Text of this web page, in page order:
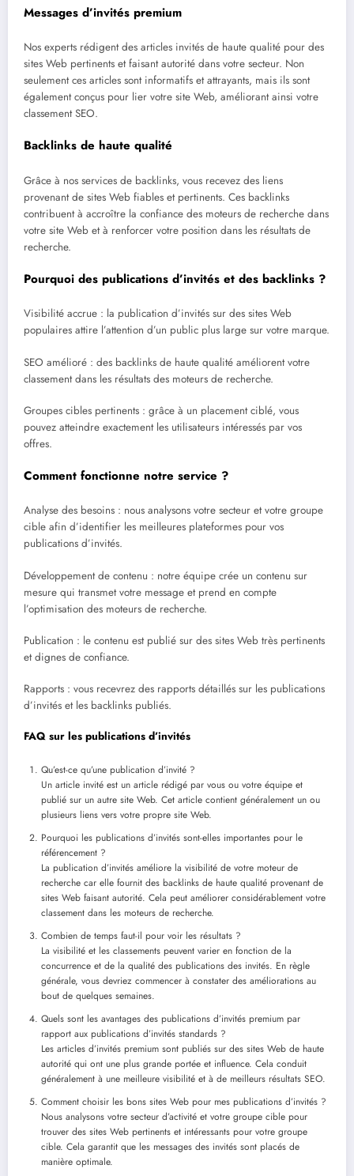
Messages d’invités premium
Nos experts rédigent des articles invités de haute qualité pour des
sites Web pertinents et faisant autorité dans votre secteur. Non
seulement ces articles sont informatifs et attrayants, mais ils sont
également conçus pour lier votre site Web, améliorant ainsi votre
classement SEO.
Backlinks de haute qualité
Grâce à nos services de backlinks, vous recevez des liens
provenant de sites Web fiables et pertinents. Ces backlinks
contribuent à accroître la confiance des moteurs de recherche dans
votre site Web et à renforcer votre position dans les résultats de
recherche.
Pourquoi des publications d’invités et des backlinks ?
Visibilité accrue : la publication d’invités sur des sites Web
populaires attire l’attention d’un public plus large sur votre marque.
SEO amélioré : des backlinks de haute qualité améliorent votre
classement dans les résultats des moteurs de recherche.
Groupes cibles pertinents : grâce à un placement ciblé, vous
pouvez atteindre exactement les utilisateurs intéressés par vos
offres.
Comment fonctionne notre service ?
Analyse des besoins : nous analysons votre secteur et votre groupe
cible afin d’identifier les meilleures plateformes pour vos
publications d’invités.
Développement de contenu : notre équipe crée un contenu sur
mesure qui transmet votre message et prend en compte
l’optimisation des moteurs de recherche.
Publication : le contenu est publié sur des sites Web très pertinents
et dignes de confiance.
Rapports : vous recevrez des rapports détaillés sur les publications
d’invités et les backlinks publiés.
FAQ sur les publications d’invités
Qu’est-ce qu’une publication d’invité ?
Un article invité est un article rédigé par vous ou votre équipe et
publié sur un autre site Web. Cet article contient généralement un ou
plusieurs liens vers votre propre site Web.
Pourquoi les publications d’invités sont-elles importantes pour le
référencement ?
La publication d’invités améliore la visibilité de votre moteur de
recherche car elle fournit des backlinks de haute qualité provenant de
sites Web faisant autorité. Cela peut améliorer considérablement votre
classement dans les moteurs de recherche.
Combien de temps faut-il pour voir les résultats ?
La visibilité et les classements peuvent varier en fonction de la
concurrence et de la qualité des publications des invités. En règle
générale, vous devriez commencer à constater des améliorations au
bout de quelques semaines.
Quels sont les avantages des publications d’invités premium par
rapport aux publications d’invités standards ?
Les articles d’invités premium sont publiés sur des sites Web de haute
autorité qui ont une plus grande portée et influence. Cela conduit
généralement à une meilleure visibilité et à de meilleurs résultats SEO.
Comment choisir les bons sites Web pour mes publications d’invités ?
Nous analysons votre secteur d’activité et votre groupe cible pour
trouver des sites Web pertinents et intéressants pour votre groupe
cible. Cela garantit que les messages des invités sont placés de
manière optimale.